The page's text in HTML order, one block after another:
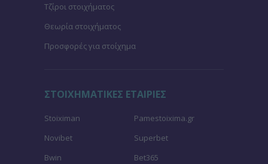
Τζίροι στοιχήματος
Θεωρία στοιχήματος
Προσφορές για στοίχημα
ΣΤΟΙΧΗΜΑΤΙΚΕΣ ΕΤΑΙΡΙΕΣ
Stoiximan
Pamestoixima.gr
Novibet
Superbet
Bwin
Bet365